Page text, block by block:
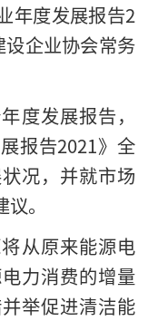
年度发展报告2
企业协会常务
度发展报告，
报告2021》全
况，并就市场
。
从原来能源电
力消费的增量
举促进清洁能